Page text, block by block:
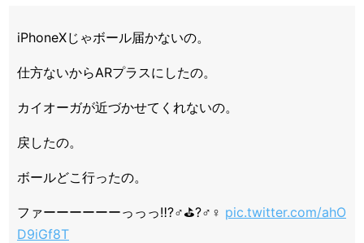
iPhoneXじゃボール届かないの。
仕方ないからARプラスにしたの。
カイオーガが近づかせてくれないの。
戻したの。
ボールどこ行ったの。
ファーーーーーーっっっ‼️?️‍♂️⛳️?️‍♂️‍♀️ pic.twitter.com/ahO
D9iGf8T